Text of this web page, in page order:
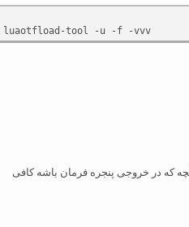
luaotfload-tool -u -f -vvv
که در خروجی پنجره فرمان باشه کافی